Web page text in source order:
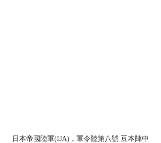
日本帝國陸軍(IJA)，軍令陸第八號 豆本陣中